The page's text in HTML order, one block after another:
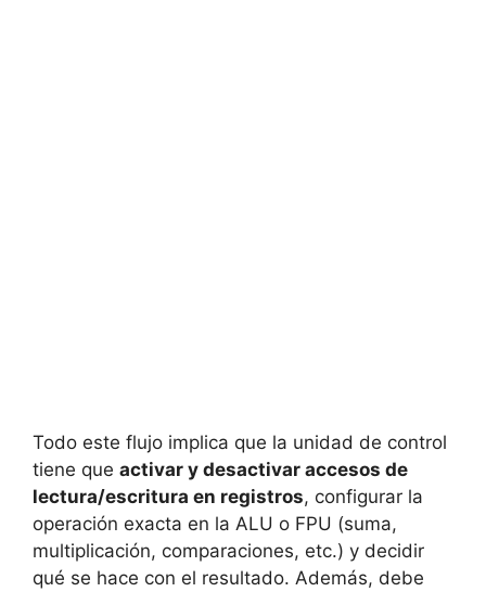
Todo este flujo implica que la unidad de control
tiene que activar y desactivar accesos de
lectura/escritura en registros, configurar la
operación exacta en la ALU o FPU (suma,
multiplicación, comparaciones, etc.) y decidir
qué se hace con el resultado. Además, debe